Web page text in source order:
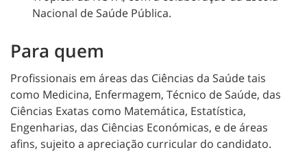
Nacional de Saúde Pública.
Para quem
Profissionais em áreas das Ciências da Saúde tais
como Medicina, Enfermagem, Técnico de Saúde, das
Ciências Exatas como Matemática, Estatística,
Engenharias, das Ciências Económicas, e de áreas
afins, sujeito a apreciação curricular do candidato.